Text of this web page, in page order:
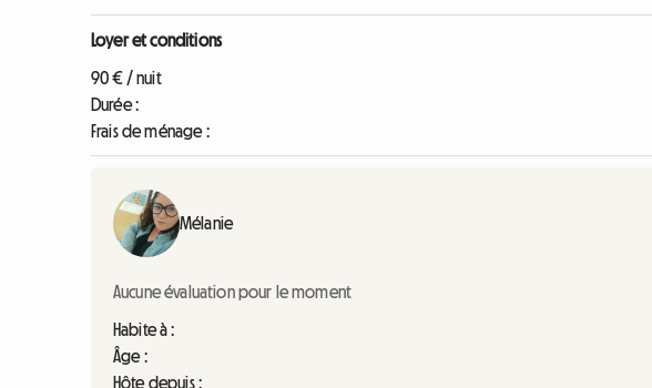
Loyer et conditions
90 € / nuit
Durée :
Frais de ménage :
Mélanie
Aucune évaluation pour le moment
Habite à :
Âge :
Hôte depuis :